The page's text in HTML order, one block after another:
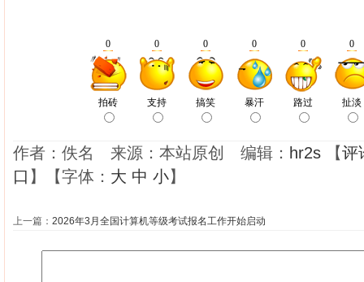
作者：佚名 来源：本站原创 编辑： hr2s 【评
口 】【字体： 大 中 小】
上一篇： 2026年3月全国计算机等级考试报名工作开始启动